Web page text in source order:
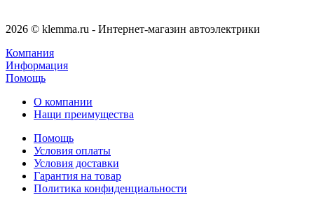
2026 © klemma.ru - Интернет-магазин автоэлектрики
Компания
Информация
Помощь
О компании
Нащи преимущества
Помощь
Условия оплаты
Условия доставки
Гарантия на товар
Политика конфиденциальности